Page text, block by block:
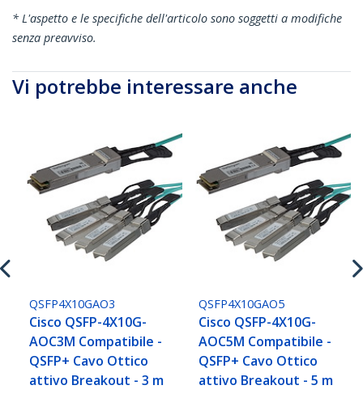
* L'aspetto e le specifiche dell'articolo sono soggetti a modifiche
senza preavviso.
Vi potrebbe interessare anche
QSFP4X10GAO3
Cisco QSFP-4X10G-
AOC3M Compatibile -
QSFP+ Cavo Ottico
attivo Breakout - 3 m
QSFP4X10GAO5
Cisco QSFP-4X10G-
AOC5M Compatibile -
QSFP+ Cavo Ottico
attivo Breakout - 5 m